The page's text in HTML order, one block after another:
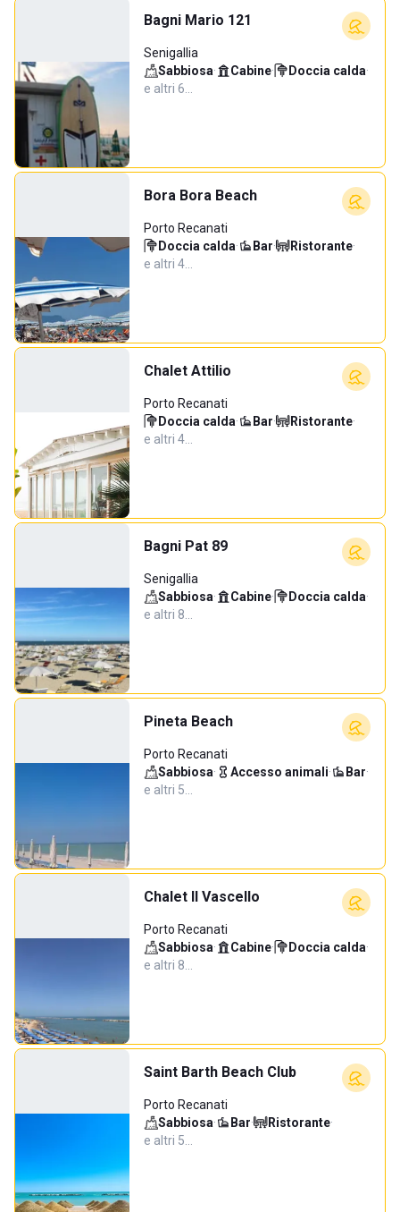
Bagni Mario 121
Senigallia
Sabbiosa· Cabine· Doccia calda·
e altri 6…
Bora Bora Beach
Porto Recanati
Doccia calda· Bar· Ristorante·
e altri 4…
Chalet Attilio
Porto Recanati
Doccia calda· Bar· Ristorante·
e altri 4…
Bagni Pat 89
Senigallia
Sabbiosa· Cabine· Doccia calda·
e altri 8…
Pineta Beach
Porto Recanati
Sabbiosa· Accesso animali· Bar·
e altri 5…
Chalet Il Vascello
Porto Recanati
Sabbiosa· Cabine· Doccia calda·
e altri 8…
Saint Barth Beach Club
Porto Recanati
Sabbiosa· Bar· Ristorante·
e altri 5…